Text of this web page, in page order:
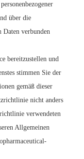
über die
verbunden
bereitzustellen und
stimmen Sie der
gemäß dieser
nicht anders
verwendeten
Allgemeinen